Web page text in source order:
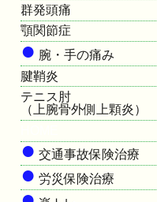
群発頭痛
顎関節症
● 腕・手の痛み
腱鞘炎
テニス肘
（上腕骨外側上顆炎）
● 交通事故保険治療
● 労災保険治療